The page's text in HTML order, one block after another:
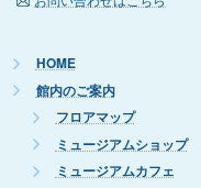
HOME
館内のご案内
フロアマップ
ミュージアムショップ
ミュージアムカフェ